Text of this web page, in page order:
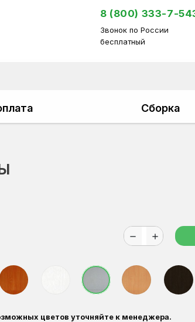
8 (800) 333-7-
Звонок по России
бесплатный
Сборка
remove add
цветов уточняйте к менеджера.